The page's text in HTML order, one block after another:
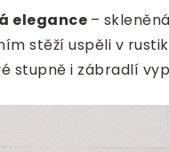
elegance –
stěží uspěli v
stupně i zábradlí